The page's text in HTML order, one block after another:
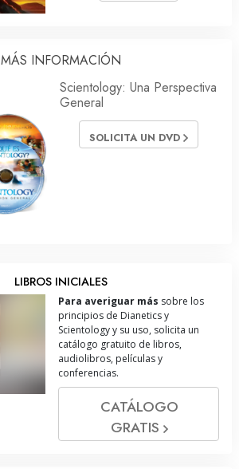
MÁS INFORMACIÓN
Scientology: Una Perspectiva
General
SOLICITA UN DVD
LIBROS INICIALES
Para averiguar más sobre los
principios de Dianetics y
Scientology y su uso, solicita un
catálogo gratuito de libros,
audiolibros, películas y
conferencias.
CATÁLOGO
GRATIS